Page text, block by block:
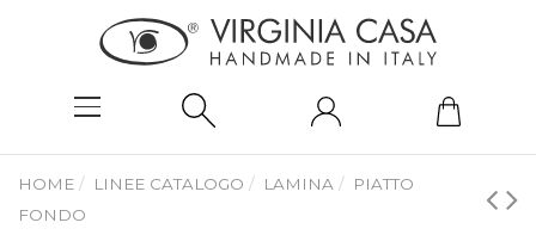
HOME LINEE CATALOGO LAMINA
PIATTO
FONDO